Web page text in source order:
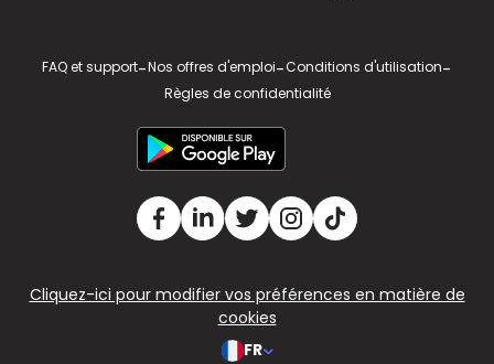
FAQ et support-Nos offres d'emploi-Conditions d'utilisation-
Règles de confidentialité
Cliquez-ici pour modifier vos préférences en matière de
cookies
FR